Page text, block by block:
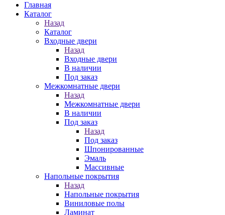
Главная
Каталог
Назад
Каталог
Входные двери
Назад
Входные двери
В наличии
Под заказ
Межкомнатные двери
Назад
Межкомнатные двери
В наличии
Под заказ
Назад
Под заказ
Шпонированные
Эмаль
Массивные
Напольные покрытия
Назад
Напольные покрытия
Виниловые полы
Ламинат